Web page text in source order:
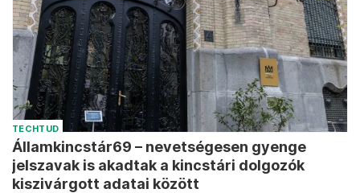
TECHTUD
Államkincstár69 – nevetségesen gyenge
jelszavak is akadtak a kincstári dolgozók
kiszivárgott adatai között